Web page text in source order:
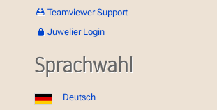
Teamviewer Support
Juwelier Login
Sprachwahl
Deutsch